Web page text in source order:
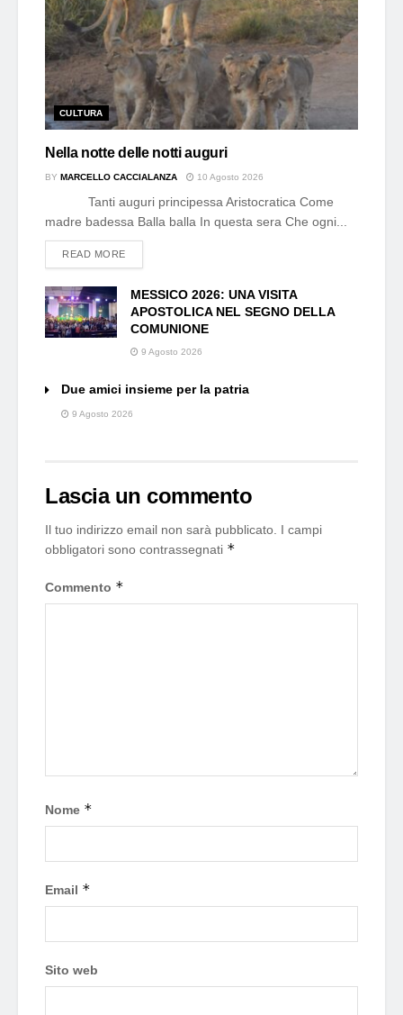
CULTURA
Nella notte delle notti auguri
BY MARCELLO CACCIALANZA 10 Agosto 2026
Tanti auguri principessa Aristocratica Come
madre badessa Balla balla In questa sera Che ogni...
READ MOREDETAILS
MESSICO 2026: UNA VISITA
APOSTOLICA NEL SEGNO DELLA
COMUNIONE
9 Agosto 2026
Due amici insieme per la patria
9 Agosto 2026
Lascia un commento
Il tuo indirizzo email non sarà pubblicato. I campi
obbligatori sono contrassegnati *
Commento *
Nome *
Email *
Sito web